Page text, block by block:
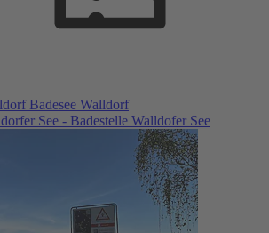
Badesee Walldorf
See - Badestelle Walldofer See